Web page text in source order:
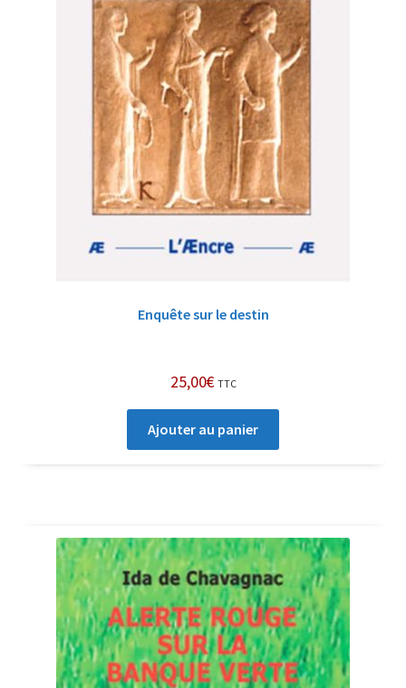
Enquête sur le destin
25,00€ TTC
Ajouter au panier